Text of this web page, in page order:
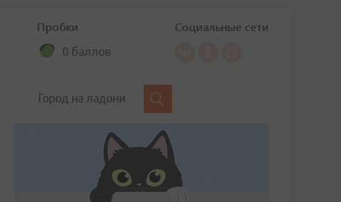
Пробки
0 баллов
Социальные сети
Город на ладони